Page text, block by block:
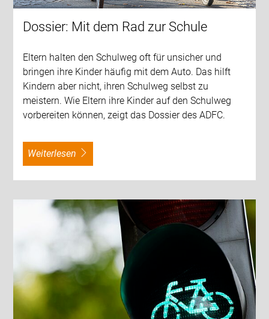
Dossier: Mit dem Rad zur Schule
Eltern halten den Schulweg oft für unsicher und
bringen ihre Kinder häufig mit dem Auto. Das hilft
Kindern aber nicht, ihren Schulweg selbst zu
meistern. Wie Eltern ihre Kinder auf den Schulweg
vorbereiten können, zeigt das Dossier des ADFC.
weiterlesen